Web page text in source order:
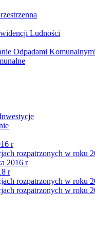
Ludności
Odpadami Komunalnymi
r
rozpatrzonych w roku
2016 r
r
rozpatrzonych w roku
rozpatrzonych w roku